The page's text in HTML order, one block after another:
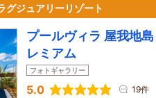
グジュアリーリゾート
プールヴィラ 屋我地
レミアム
フォトギャラリー
5.0 19件